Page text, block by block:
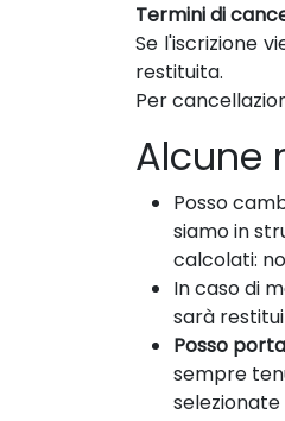
Termini di
Se l'iscrizione
restituita.
Per
Alcune
Posso
siamo in
calcolati:
In caso di
sarà
Posso
sempre